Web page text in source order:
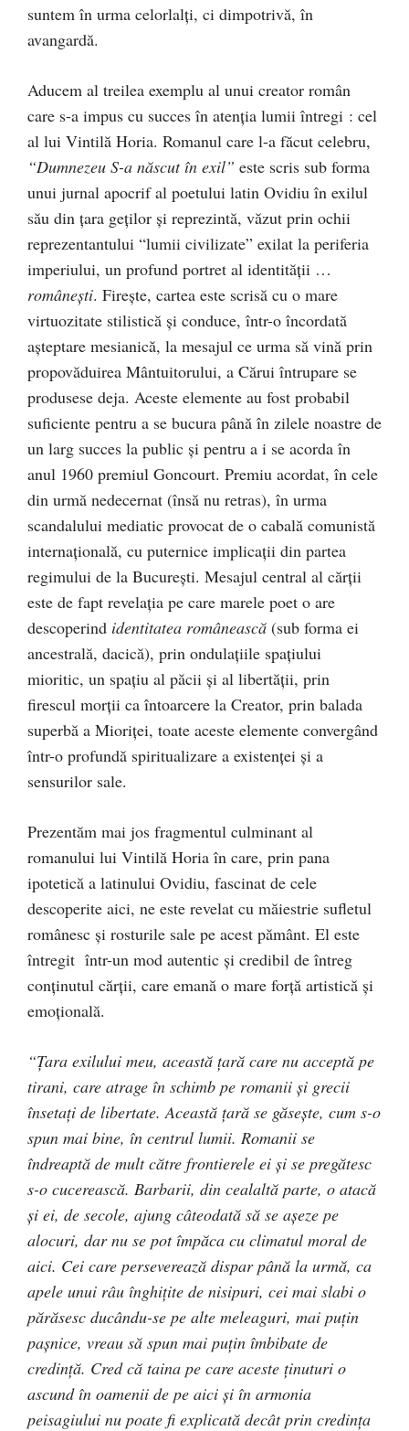
suntem în urma celorlalţi, ci dimpotrivă, în
avangardă.
Aducem al treilea exemplu al unui creator român
care s-a impus cu succes în atenţia lumii întregi : cel
al lui Vintilă Horia. Romanul care l-a făcut celebru,
“Dumnezeu S-a născut în exil” este scris sub forma
unui jurnal apocrif al poetului latin Ovidiu în exilul
său din ţara geţilor şi reprezintă, văzut prin ochii
reprezentantului “lumii civilizate” exilat la periferia
imperiului, un profund portret al identităţii …
româneşti. Fireşte, cartea este scrisă cu o mare
virtuozitate stilistică şi conduce, într-o încordată
aşteptare mesianică, la mesajul ce urma să vină prin
propovăduirea Mântuitorului, a Cărui întrupare se
produsese deja. Aceste elemente au fost probabil
suficiente pentru a se bucura până în zilele noastre de
un larg succes la public şi pentru a i se acorda în
anul 1960 premiul Goncourt. Premiu acordat, în cele
din urmă nedecernat (însă nu retras), în urma
scandalului mediatic provocat de o cabală comunistă
internaţională, cu puternice implicaţii din partea
regimului de la Bucureşti. Mesajul central al cărţii
este de fapt revelaţia pe care marele poet o are
descoperind identitatea românească (sub forma ei
ancestrală, dacică), prin ondulaţiile spaţiului
mioritic, un spaţiu al păcii şi al libertăţii, prin
firescul morţii ca întoarcere la Creator, prin balada
superbă a Mioriţei, toate aceste elemente convergând
într-o profundă spiritualizare a existenţei şi a
sensurilor sale.
Prezentăm mai jos fragmentul culminant al
romanului lui Vintilă Horia în care, prin pana
ipotetică a latinului Ovidiu, fascinat de cele
descoperite aici, ne este revelat cu măiestrie sufletul
românesc şi rosturile sale pe acest pământ. El este
întregit într-un mod autentic şi credibil de întreg
conţinutul cărţii, care emană o mare forţă artistică şi
emoţională.
“Ţara exilului meu, această ţară care nu acceptă pe
tirani, care atrage în schimb pe romanii şi grecii
însetaţi de libertate. Această ţară se găseşte, cum s-o
spun mai bine, în centrul lumii. Romanii se
îndreaptă de mult către frontierele ei şi se pregătesc
s-o cucerească. Barbarii, din cealaltă parte, o atacă
şi ei, de secole, ajung câteodată să se aşeze pe
alocuri, dar nu se pot împăca cu climatul moral de
aici. Cei care perseverează dispar până la urmă, ca
apele unui râu înghiţite de nisipuri, cei mai slabi o
părăsesc ducându-se pe alte meleaguri, mai puţin
paşnice, vreau să spun mai puţin îmbibate de
credinţă. Cred că taina pe care aceste ţinuturi o
ascund în oamenii de pe aici şi în armonia
peisagiului nu poate fi explicată decât prin credinţa